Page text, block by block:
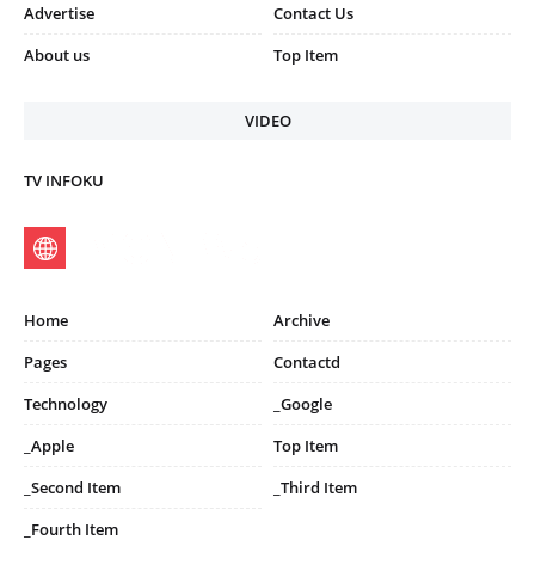
Advertise
Contact Us
About us
Top Item
VIDEO
TV INFOKU
Home
Archive
Pages
Contactd
Technology
_Google
_Apple
Top Item
_Second Item
_Third Item
_Fourth Item